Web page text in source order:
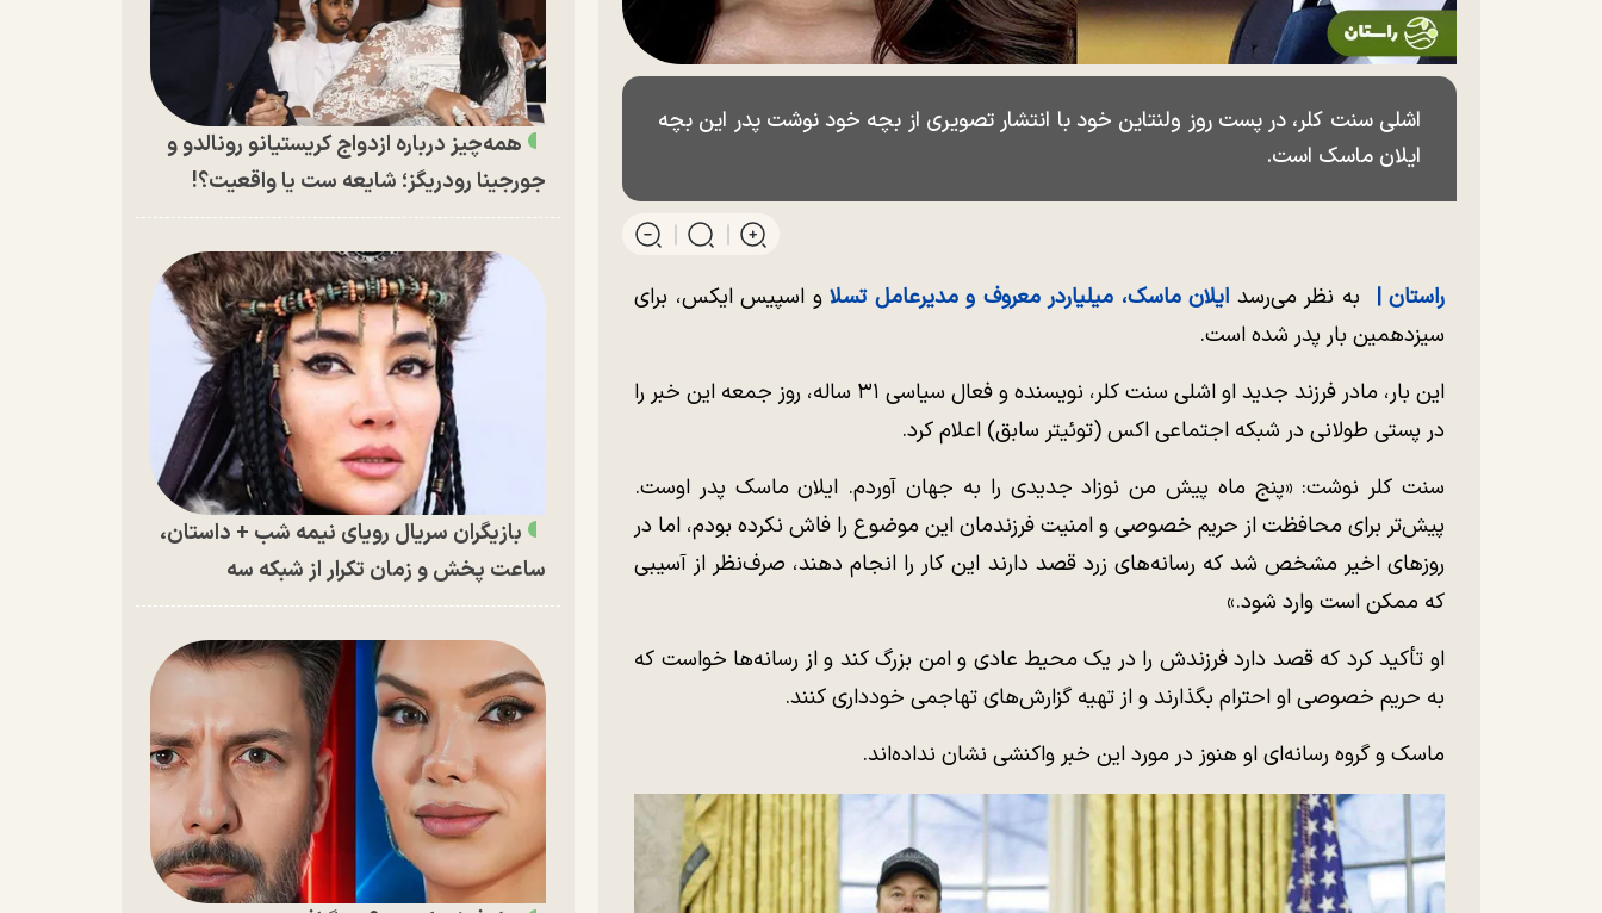
اشلی سنت کلر، در پست روز ولنتاین خود با انتشار تصویری از بچه خود نوشت پدر این بچه
ایلان ماسک است.
راستان | به نظر می‌رسد ایلان ماسک، میلیاردر معروف و مدیرعامل تسلا و اسپیس ایکس، برای
سیزدهمین بار پدر شده است.
این بار، مادر فرزند جدید او اشلی سنت کلر، نویسنده و فعال سیاسی ۳۱ ساله، روز جمعه این خبر را
در پستی طولانی در شبکه اجتماعی اکس (توئیتر سابق) اعلام کرد.
سنت کلر نوشت: «پنج ماه پیش من نوزاد جدیدی را به جهان آوردم. ایلان ماسک پدر اوست.
پیش‌تر برای محافظت از حریم خصوصی و امنیت فرزندمان این موضوع را فاش نکرده بودم، اما در
روزهای اخیر مشخص شد که رسانه‌های زرد قصد دارند این کار را انجام دهند، صرف‌نظر از آسیبی
که ممکن است وارد شود.»
او تأکید کرد که قصد دارد فرزندش را در یک محیط عادی و امن بزرگ کند و از رسانه‌ها خواست که
به حریم خصوصی او احترام بگذارند و از تهیه گزارش‌های تهاجمی خودداری کنند.
ماسک و گروه رسانه‌ای او هنوز در مورد این خبر واکنشی نشان نداده‌اند.
همه‌چیز درباره ازدواج کریستیانو رونالدو و
جورجینا رودریگز؛ شایعه ست یا واقعیت؟!
بازیگران سریال رویای نیمه شب + داستان،
ساعت پخش و زمان تکرار از شبکه سه